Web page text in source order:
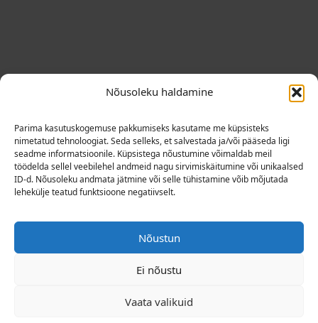
Nõusoleku haldamine
Parima kasutuskogemuse pakkumiseks kasutame me küpsisteks
nimetatud tehnoloogiat. Seda selleks, et salvestada ja/või pääseda ligi
seadme informatsioonile. Küpsistega nõustumine võimaldab meil
töödelda sellel veebilehel andmeid nagu sirvimiskäitumine või unikaalsed
ID-d. Nõusoleku andmata jätmine või selle tühistamine võib mõjutada
lehekülje teatud funktsioone negatiivselt.
Nõustun
Ei nõustu
Vaata valikuid
Nailboard Rock Shopi on võimalik külastada
kolmapäevast reedeni kell 14-18. Sisenemine
tulijatele hoovis parkimine pool tundi tasuta
(märkida B-korpuse fuajees parkimistablool).